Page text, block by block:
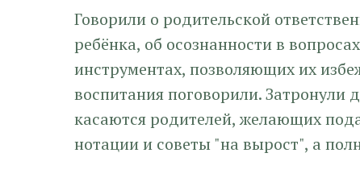
Говорили о родительской
ребёнка, об осознанности в
инструментах, позволяющих их
воспитания поговорили. Затронули
касаются родителей, желающих
нотации и советы "на вырост", а